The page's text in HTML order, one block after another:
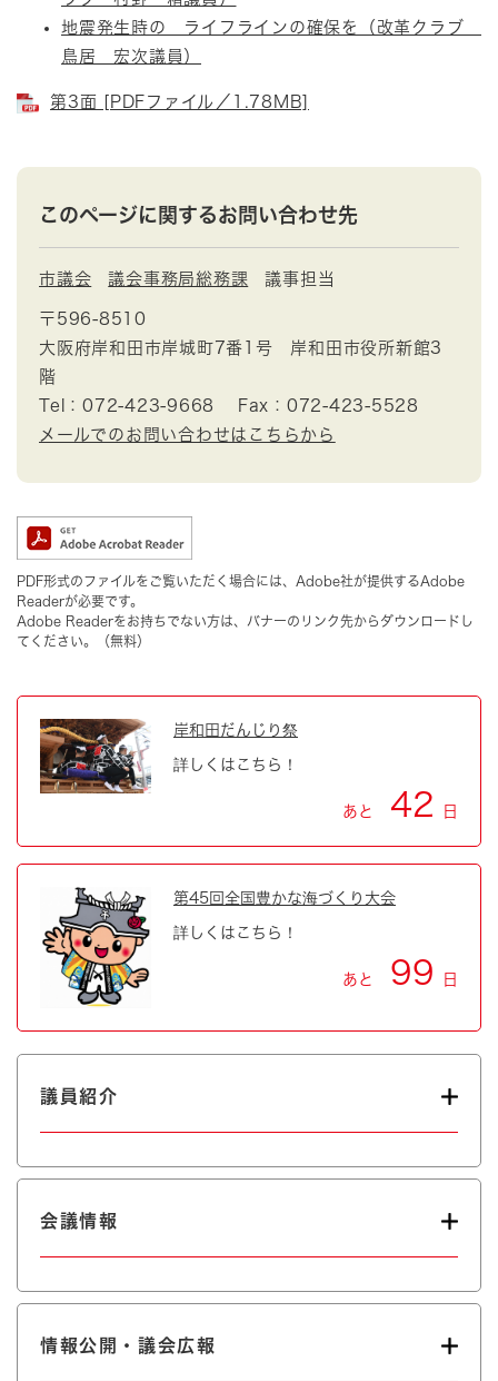
地震発生時の ライフラインの確保を（改革クラブ
鳥居 宏次議員）
第3面 [PDFファイル／1.78MB]
このページに関するお問い合わせ先
市議会 議会事務局総務課 議事担当
〒596-8510
大阪府岸和田市岸城町7番1号 岸和田市役所新館3
階
Tel：072-423-9668
Fax：072-423-5528
メールでのお問い合わせはこちらから
PDF形式のファイルをご覧いただく場合には、Adobe社が提供するAdobe
Readerが必要です。
Adobe Readerをお持ちでない方は、バナーのリンク先からダウンロードし
てください。（無料）
岸和田だんじり祭
詳しくはこちら！
あと 42 日
第45回全国豊かな海づくり大会
詳しくはこちら！
あと 99 日
議員紹介
会議情報
情報公開・議会広報